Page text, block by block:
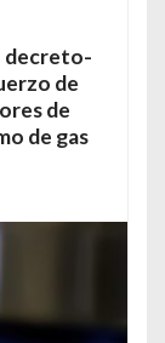
decreto-
de
de
de gas